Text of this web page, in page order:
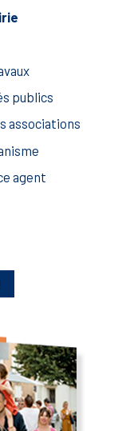
publics
associations
agent